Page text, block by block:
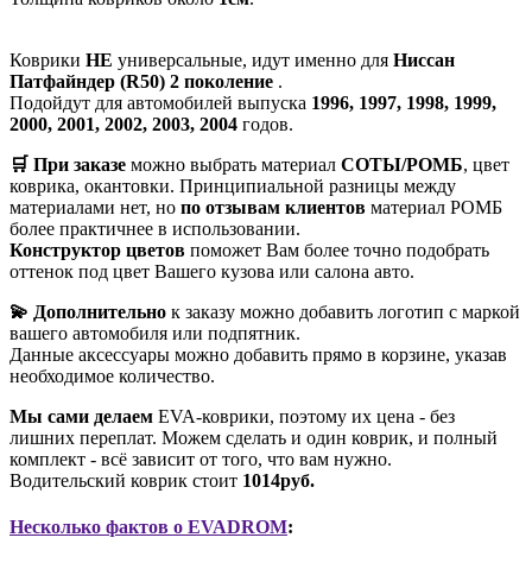
Коврики НЕ универсальные, идут именно для Ниссан
Патфайндер (R50) 2 поколение .
Подойдут для автомобилей выпуска 1996, 1997, 1998, 1999,
2000, 2001, 2002, 2003, 2004 годов.
🛒 При заказе можно выбрать материал СОТЫ/РОМБ, цвет
коврика, окантовки. Принципиальной разницы между
материалами нет, но по отзывам клиентов материал РОМБ
более практичнее в использовании.
Конструктор цветов поможет Вам более точно подобрать
оттенок под цвет Вашего кузова или салона авто.
💫 Дополнительно к заказу можно добавить логотип с маркой
вашего автомобиля или подпятник.
Данные аксессуары можно добавить прямо в корзине, указав
необходимое количество.
Мы сами делаем EVA-коврики, поэтому их цена - без
лишних переплат. Можем сделать и один коврик, и полный
комплект - всё зависит от того, что вам нужно.
Водительский коврик стоит 1014руб.
Несколько фактов о EVADROM: